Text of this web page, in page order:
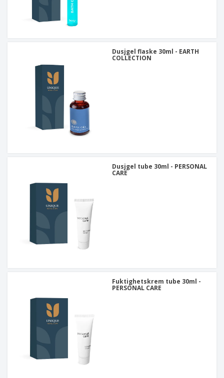
Dusjgel flaske 30ml - EARTH
COLLECTION
Dusjgel tube 30ml - PERSONAL
CARE
Fuktighetskrem tube 30ml -
PERSONAL CARE